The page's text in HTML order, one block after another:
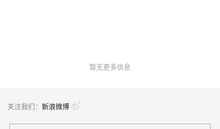
暂无更多信息
关注我们： 新浪微博